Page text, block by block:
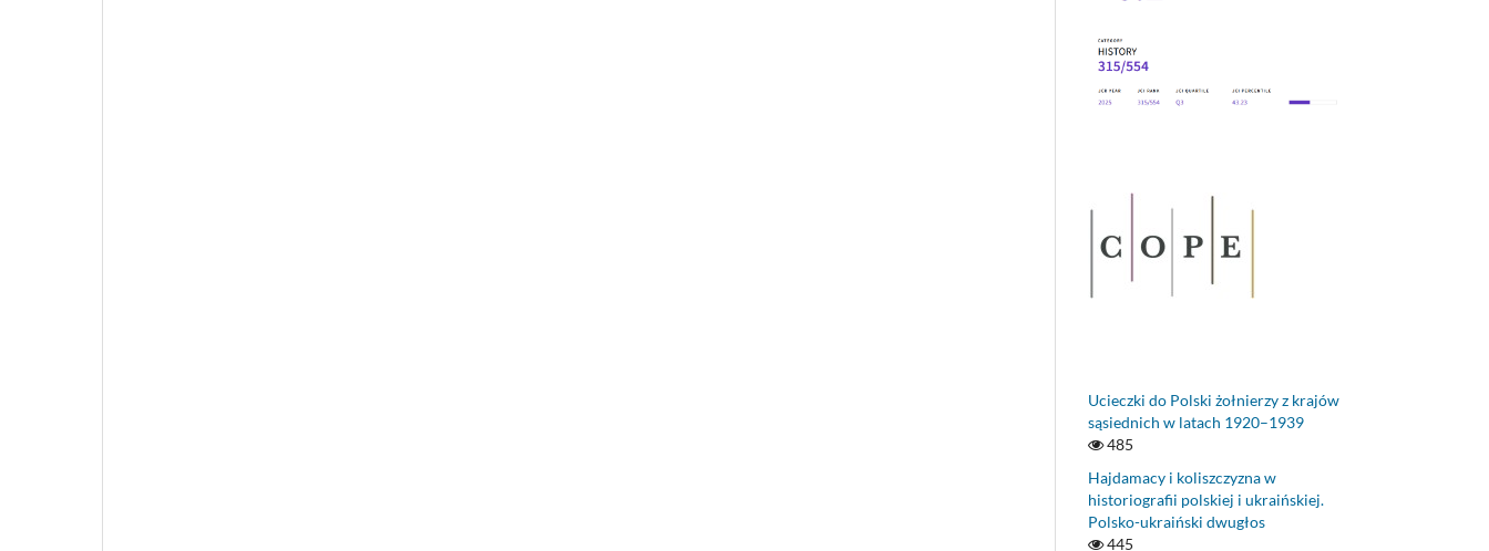
Ucieczki do Polski żołnierzy z krajów
sąsiednich w latach 1920–1939
485
Hajdamacy i koliszczyzna w
historiografii polskiej i ukraińskiej.
Polsko-ukraiński dwugłos
445